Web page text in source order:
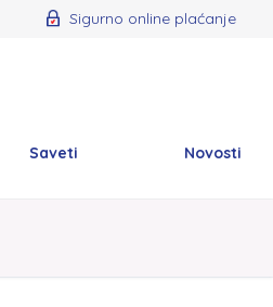
Sigurno online plaćanje
Saveti Novosti